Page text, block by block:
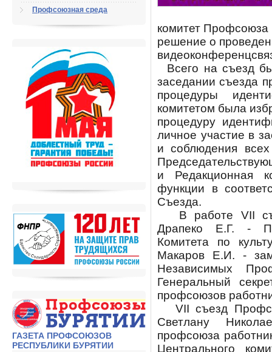
Профсоюзная среда
ГАЗЕТА ПРОФСОЮЗОВ
РЕСПУБЛИКИ БУРЯТИИ
комитет Профсоюза
решение о
Всего на съезд
заседании съезда
процедуры
комитетом была
процедуру
личное участие в
и соблюдения
и Редакционная
функции в
Съезда.
В работе VII
Драпеко Е.Г. -
Комитета по
Макаров Е.И. -
Независимых
Генеральный
профсоюзов
VII съезд
Светлану
профсоюза
Центрального